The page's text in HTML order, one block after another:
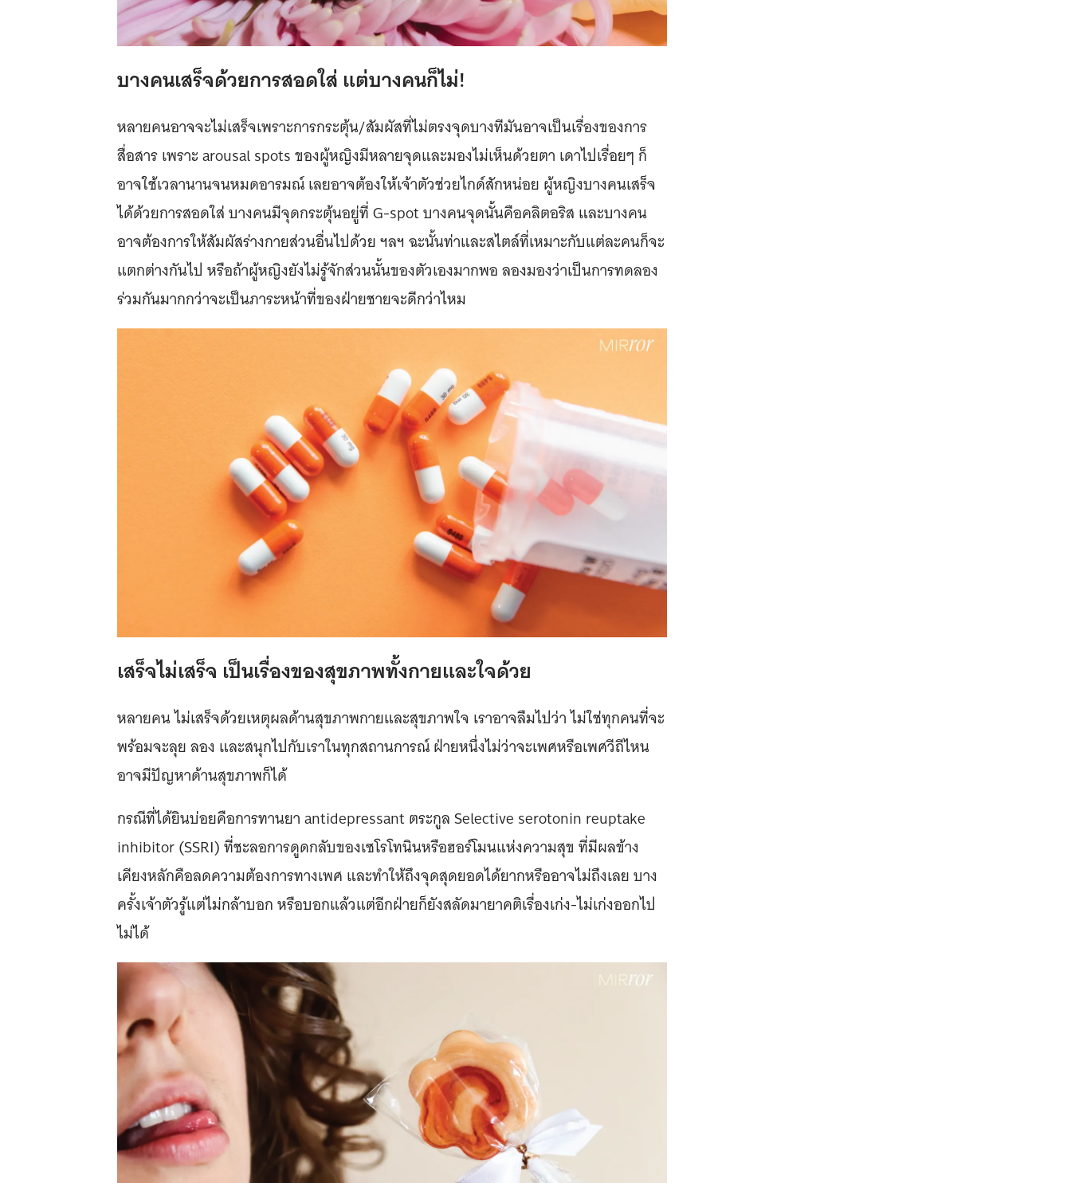
บางคนเสร็จด้วยการสอดใส่ แต่บางคนก็ไม่!
หลายคนอาจจะไม่เสร็จเพราะการกระตุ้น/สัมผัสที่ไม่ตรงจุดบางทีมันอาจเป็นเรื่องของการ
สื่อสาร เพราะ arousal spots ของผู้หญิงมีหลายจุดและมองไม่เห็นด้วยตา เดาไปเรื่อยๆ ก็
อาจใช้เวลานานจนหมดอารมณ์ เลยอาจต้องให้เจ้าตัวช่วยไกด์สักหน่อย ผู้หญิงบางคนเสร็จ
ได้ด้วยการสอดใส่ บางคนมีจุดกระตุ้นอยู่ที่ G-spot บางคนจุดนั้นคือคลิตอริส และบางคน
อาจต้องการให้สัมผัสร่างกายส่วนอื่นไปด้วย ฯลฯ ฉะนั้นท่าและสไตล์ที่เหมาะกับแต่ละคนก็จะ
แตกต่างกันไป หรือถ้าผู้หญิงยังไม่รู้จักส่วนนั้นของตัวเองมากพอ ลองมองว่าเป็นการทดลอง
ร่วมกันมากกว่าจะเป็นภาระหน้าที่ของฝ่ายชายจะดีกว่าไหม
เสร็จไม่เสร็จ เป็นเรื่องของสุขภาพทั้งกายและใจด้วย
หลายคน ไม่เสร็จด้วยเหตุผลด้านสุขภาพกายและสุขภาพใจ เราอาจลืมไปว่า ไม่ใช่ทุกคนที่จะ
พร้อมจะลุย ลอง และสนุกไปกับเราในทุกสถานการณ์ ฝ่ายหนึ่งไม่ว่าจะเพศหรือเพศวีถีไหน
อาจมีปัญหาด้านสุขภาพก็ได้
กรณีที่ได้ยินบ่อยคือการทานยา antidepressant ตระกูล Selective serotonin reuptake
inhibitor (SSRI) ที่ชะลอการดูดกลับของเซโรโทนินหรือฮอร์โมนแห่งความสุข ที่มีผลข้าง
เคียงหลักคือลดความต้องการทางเพศ และทำให้ถึงจุดสุดยอดได้ยากหรืออาจไม่ถึงเลย บาง
ครั้งเจ้าตัวรู้แต่ไม่กล้าบอก หรือบอกแล้วแต่อีกฝ่ายก็ยังสลัดมายาคติเรื่องเก่ง-ไม่เก่งออกไป
ไม่ได้